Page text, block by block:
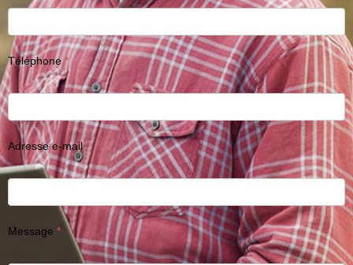
Téléphone
Adresse e-mail
Message